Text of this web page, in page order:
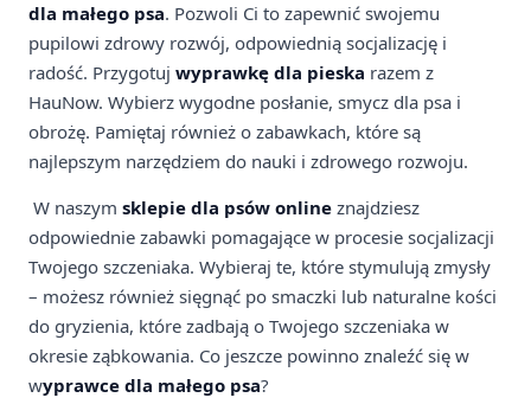
dla małego psa. Pozwoli Ci to zapewnić swojemu
pupilowi zdrowy rozwój, odpowiednią socjalizację i
radość. Przygotuj wyprawkę dla pieska razem z
HauNow. Wybierz wygodne posłanie, smycz dla psa i
obrożę. Pamiętaj również o zabawkach, które są
najlepszym narzędziem do nauki i zdrowego rozwoju.
W naszym sklepie dla psów online znajdziesz
odpowiednie zabawki pomagające w procesie socjalizacji
Twojego szczeniaka. Wybieraj te, które stymulują zmysły
– możesz również sięgnąć po smaczki lub naturalne kości
do gryzienia, które zadbają o Twojego szczeniaka w
okresie ząbkowania. Co jeszcze powinno znaleźć się w
wyprawce dla małego psa?